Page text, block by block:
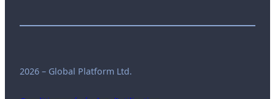
2026 – Global Platform Ltd.